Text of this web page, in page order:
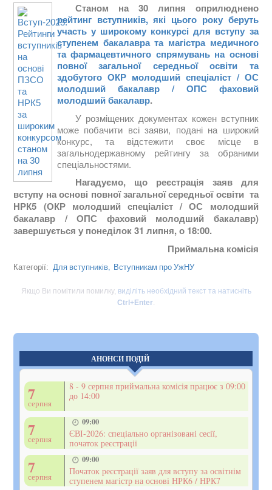
Станом на 30 липня оприлюднено
рейтинг вступників, які цього року беруть
участь у широкому конкурсі для вступу за
ступенем бакалавра та магістра медичного
та фармацевтичного спрямувань на основі
повної загальної середньої освіти та
здобутого ОКР молодший спеціаліст / ОС
молодший бакалавр / ОПС фаховий
молодший бакалавр.
У розміщених документах кожен вступник
може побачити всі заяви, подані на широкий
конкурс, та відстежити своє місце в
загальнодержавному рейтингу за обраними
спеціальностями.
Нагадуємо, що реєстрація заяв для
вступу на основі повної загальної середньої освіти та
НРК5 (ОКР молодший спеціаліст / ОС молодший
бакалавр / ОПС фаховий молодший бакалавр)
завершується у понеділок 31 липня, о 18:00.
Приймальна комісія
Категорії: Для вступників, Вступникам про УжНУ
Якщо Ви помітили помилку, виділіть необхідний текст та натисніть
Ctrl+Enter
АНОНСИ ПОДІЙ
7
серпня
8 - 9 серпня приймальна комісія працює з 09:00
до 14:00
7
серпня
09:00
ЄВІ-2026: спеціально організовані сесії,
початок реєстрації
7
серпня
09:00
Початок реєстрації заяв для вступу за освітнім
ступенем магістр на основі НРК6 / НРК7